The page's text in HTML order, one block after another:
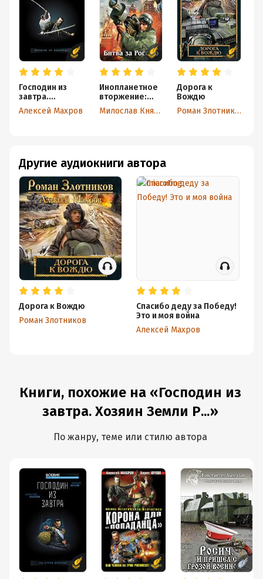
Господин из
завтра.
Времена не
выбирают?
Алексей Махров
Инопланетное
вторжение:
Битва за
Россию
Милослав Князев
Дорога к
Вождю
Роман Злотников
Другие аудиокниги автора
Дорога к Вождю
Роман Злотников
Спасибо деду за Победу!
Это и моя война
Алексей Махров
Книги, похожие на «Господин из
завтра. Хозяин Земли Р...»
По жанру, теме или стилю автора